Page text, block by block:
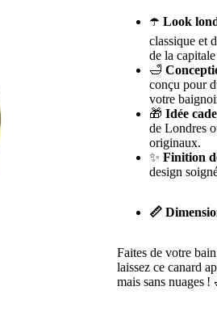
☂️ Look
classique et
de la
🛁
conçu pour
votre
🎁 Idée
de Londres
originaux.
✨ Finition
design
📏
Faites de votre
laissez ce canard
mais sans nuages !